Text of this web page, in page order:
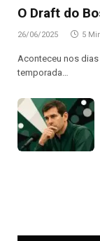
O Draft do
26/06/2025 5
Aconteceu nos dias
temporada…